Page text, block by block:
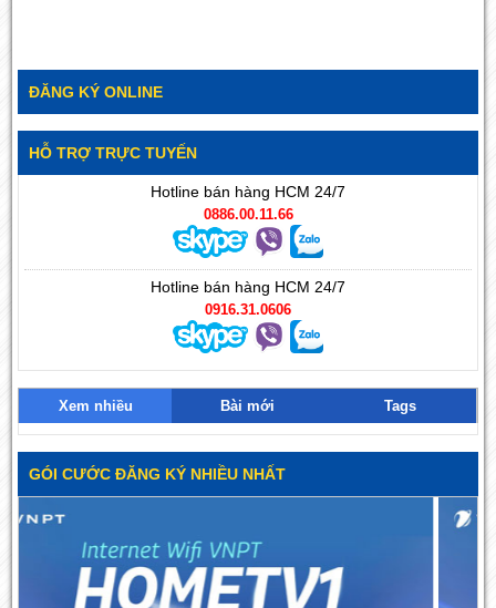
ĐĂNG KÝ ONLINE
HỖ TRỢ TRỰC TUYẾN
Hotline bán hàng HCM 24/7
0886.00.11.66
Hotline bán hàng HCM 24/7
0916.31.0606
Xem nhiều Bài mới Tags
GÓI CƯỚC ĐĂNG KÝ NHIỀU NHẤT